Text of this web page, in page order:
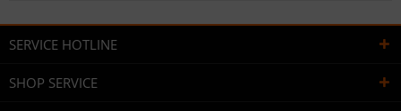
SERVICE HOTLINE
SHOP SERVICE